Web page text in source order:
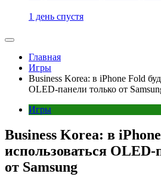
1 день спустя
Главная
Игры
Business Korea: в iPhone Fold
OLED-панели только от
Игры
Business Korea: в
использоваться OLED-
от Samsung